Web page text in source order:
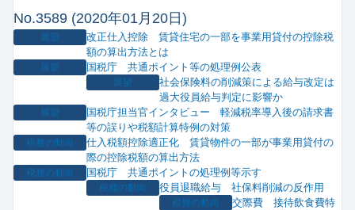
No.3589 (2020年01月20日)
展望
改正仕入控除 賃貸住宅の一部を事業用貸付の控除税
額の算出方法とは
展望 国税庁 共通ポイント等の処理例公表
展望
社会保険料の削減策による給与改定は
過大役員給与判定に影響か
展望
国税庁担当官インタビュー 軽減税率導入後の請求書
等の誤りや税額計算特例の対策
税務の動向
仕入税額控除適正化 賃貸物件の一部が事業用貸付の
際の控除税額の算出方法
税務の動向 国税庁 共通ポイントの処理例等示す
税務の動向 役員退職給与 社保料削減の反作用
税務の動向
交際費 接待飲食費特